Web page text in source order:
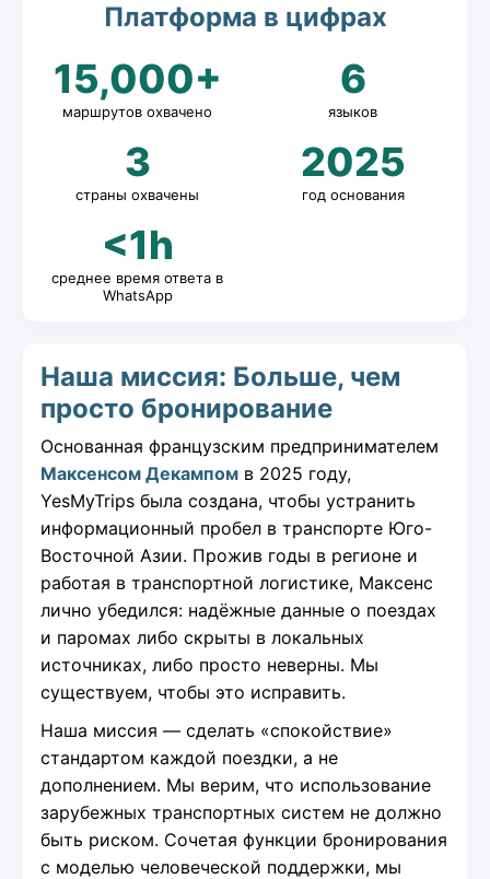
Платформа в цифрах
15,000+
маршрутов охвачено
6
языков
3
страны охвачены
2025
год основания
<1h
среднее время ответа в
WhatsApp
Наша миссия: Больше, чем
просто бронирование
Основанная французским предпринимателем
Максенсом Декампом в 2025 году,
YesMyTrips была создана, чтобы устранить
информационный пробел в транспорте Юго-
Восточной Азии. Прожив годы в регионе и
работая в транспортной логистике, Максенс
лично убедился: надёжные данные о поездах
и паромах либо скрыты в локальных
источниках, либо просто неверны. Мы
существуем, чтобы это исправить.
Наша миссия — сделать «спокойствие»
стандартом каждой поездки, а не
дополнением. Мы верим, что использование
зарубежных транспортных систем не должно
быть риском. Сочетая функции бронирования
с моделью человеческой поддержки, мы